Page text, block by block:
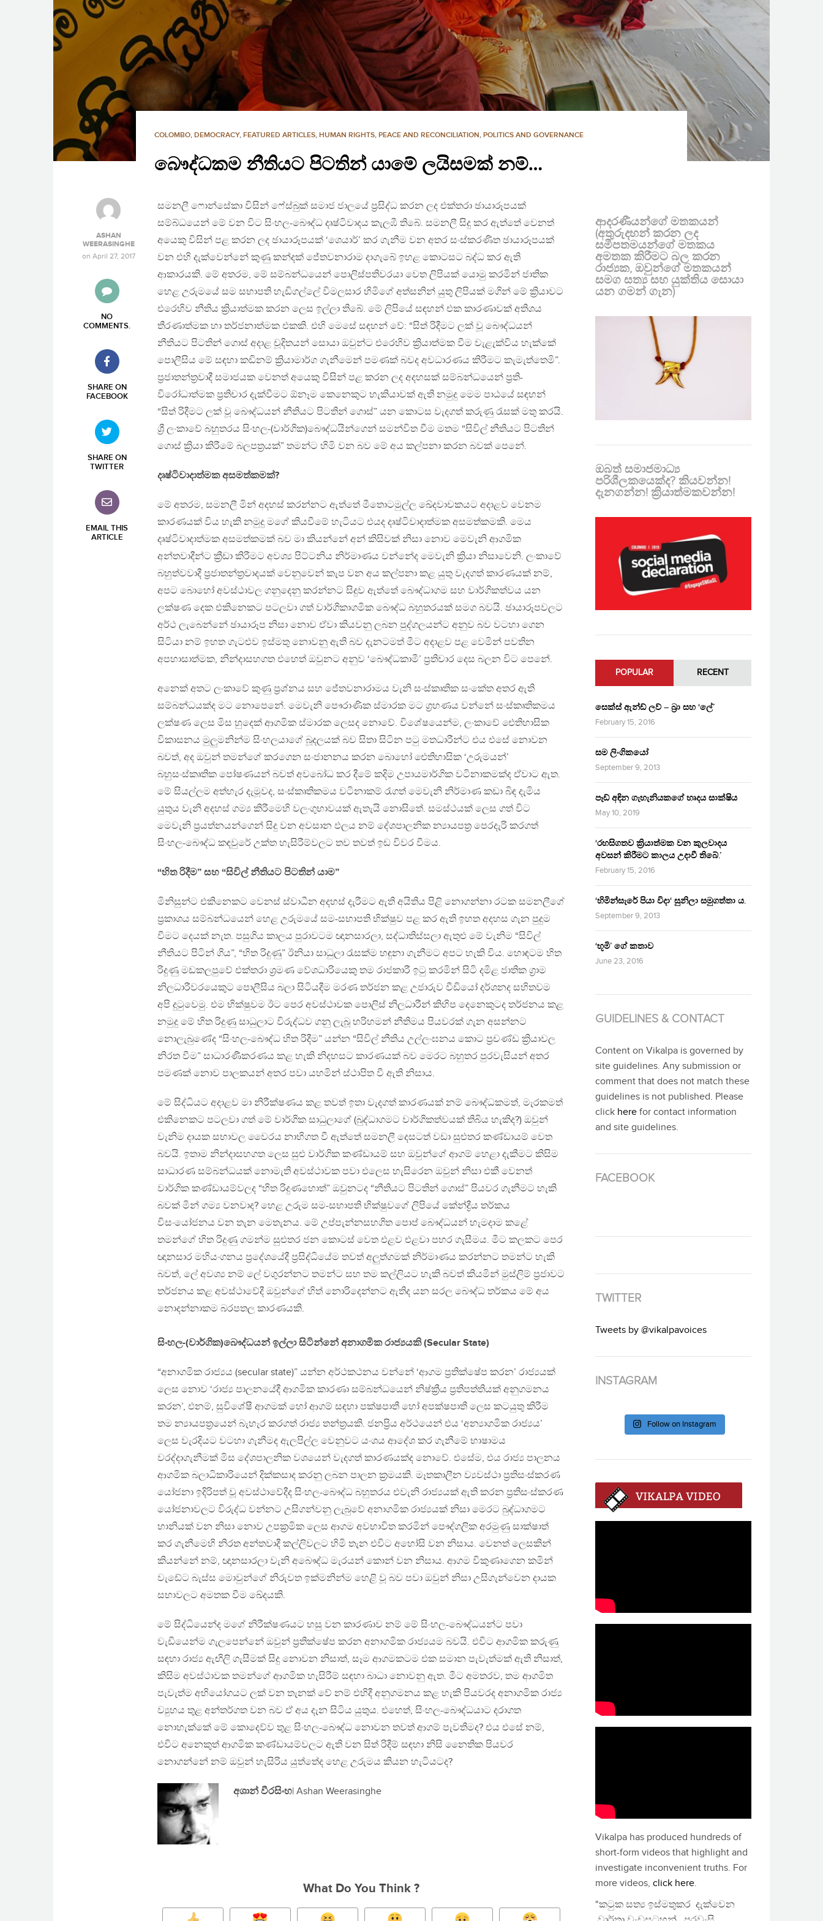
COLOMBO, DEMOCRACY, FEATURED ARTICLES, HUMAN RIGHTS, PEACE AND RECONCILIATION, POLITICS AND GOVERNANCE
බෞද්ධකම නීතියට පිටතින් යාමේ ලයිසමක් නම්…
ASHAN
WEERASINGHE
on April 27, 2017
NO
COMMENTS.
SHARE ON
FACEBOOK
SHARE ON
TWITTER
EMAIL THIS
ARTICLE
සමනලී ෆොන්සේකා විසින් ෆේස්බුක් සමාජ ජාලයේ ප්‍රසිද්ධ කරන ලද එක්තරා ඡායාරූපයක්
සම්බ්ධයෙන් මේ වන විට සිංහල-බෞද්ධ දෘෂ්ටිවාදය කැලඹී තිබේ. සමනලී සිදු කර ඇත්තේ වෙනත්
අයෙකු විසින් පළ කරන ලද ඡායාරූපයක් ‘ශෙයාර්’ කර ගැනීම වන අතර සංස්කරණිත ඡායාරූපයක්
වන එහි දැක්වෙන්නේ කුණු කන්දක් ජේතවනාරාම දාගැබේ ඉහළ කොටසට බද්ධ කර ඇති
ආකාරයකි. මේ අතරම, මේ සම්බන්ධයෙන් පොලිස්පතිවරයා වෙත ලිපියක් යොමු කරමින් ජාතික
හෙළ උරුමයේ සම සභාපති හැඩිගල්ලේ විමලසාර හිමිගේ අත්සනින් යුතු ලිපියක් මගින් මේ ක්‍රියාවට
එරෙහිව නීතිය ක්‍රියාත්මක කරන ලෙස ඉල්ලා තිබේ. මේ ලිපියේ සඳහන් එක කාරණාවක් අතිශය
තීරණාත්මක හා තර්ජනාත්මක එකකි. එහි මෙසේ සඳහන් වේ: “සිත් රිදීමට ලක් වූ බෞද්ධයන්
නීතියට පිටතින් ගොස් අදාළ චූදිතයන් සොයා ඔවුන්ට එරෙහිව ක්‍රියාත්මක වීම වැළැක්විය හැක්කේ
පොලීසිය මේ සඳහා කඩිනම් ක්‍රියාමාර්ග ගැනීමෙන් පමණක් බවද අවධාරණය කිරීමට කැමැත්තෙමි”.
ප්‍රජාතන්ත්‍රවාදී සමාජයක වෙනත් අයෙකු විසින් පළ කරන ලද අදහසක් සම්බන්ධයෙන් ප්‍රති-
විරෝධාත්මක ප්‍රතිචාර දැක්වීමට ඕනෑම කෙනෙකුට හැකියාවක් ඇති නමුදු මෙම පාඨයේ සඳහන්
“සිත් රිදීමට ලක් වූ බෞද්ධයන් නීතියට පිටතින් ගොස්” යන කොටස වැදගත් කරුණු රැසක් මතු කරයි.
ශ්‍රී ලංකාවේ බහුතරය සිංහල-(වාර්ගික)බෞද්ධයින්ගෙන් සමන්විත වීම මතම “සිවිල් නීතියට පිටතින්
ගොස් ක්‍රියා කිරීමේ බලපත්‍රයක්” තමන්ට හිමි වන බව මේ අය කල්පනා කරන බවක් පෙනේ.
දෘෂ්ටිවාදාත්මක අසමත්කමක්?
මේ අතරම, සමනලී මින් අදහස් කරන්නට ඇත්තේ මීතොටමුල්ල ඛේදවාචකයට අදාළව වෙනම
කාරණයක් විය හැකි නමුදු මගේ කියවීමේ හැටියට එයද දෘෂ්ටිවාදාත්මක අසමත්කමකි. මෙය
දෘෂ්ටිවාදාත්මක අසමත්කමක් බව මා කියන්නේ අන් කිසිවක් නිසා නොව මෙවැනි ආගමික
අන්තවාදීන්ට ක්‍රීඩා කිරීමට අවශ්‍ය පිට්ටනිය නිර්මාණය වන්නේද මෙවැනි ක්‍රියා නිසාවෙනි. ලංකාවේ
බහුත්වවාදී ප්‍රජාතන්ත්‍රවාදයක් වෙනුවෙන් කැප වන අය කල්පනා කළ යුතු වැදගත් කාරණයක් නම්,
අපට බොහෝ අවස්ථාවල ගනුදෙනු කරන්නට සිදුව ඇත්තේ බෞද්ධාගම සහ වාර්ගිකත්වය යන
ලක්ෂණ දෙක එකිනෙකට පටලවා ගත් වාර්ගිකාගමික බෞද්ධ බහුතරයක් සමග බවයි. ඡායාරූපවලට
අර්ථ ලැබෙන්නේ ඡායාරූප නිසා නොව ඒවා කියවනු ලබන පුද්ගලයන්ට අනුව බව වටහා ගෙන
සිටියා නම් ඉහත ගැටළුව ඉස්මතු නොවනු ඇති බව දැනටමත් මීට අදාළව පළ වෙමින් පවතින
අපහාසාත්මක, නින්දාසහගත එහෙත් ඔවුනට අනුව ‘බෞද්ධකාමී’ ප්‍රතිචාර දෙස බලන විට පෙනේ.
අනෙක් අතට ලංකාවේ කුණු ප්‍රශ්නය සහ ජේතවනාරාමය වැනි සංස්කෘතික සංකේත අතර ඇති
සම්බන්ධයක්ද මට නොපෙනේ. මෙවැනි පෞරාණික ස්මාරක මට ග්‍රහණය වන්නේ සංස්කෘතිකමය
ලක්ෂණ ලෙස මිස හුදෙක් ආගමික ස්මාරක ලෙසද නොවේ. විශේෂයෙන්ම, ලංකාවේ ඓතිහාසික
විකාසනය මුලුමනින්ම සිංහලයාගේ බූදලයක් බව සිතා සිටින පටු මතධාරීන්ට එය එසේ නොවන
බවත්, අද ඔවුන් තමන්ගේ කරගෙන සංජානනය කරන බොහෝ ඓතිහාසික ‘උරුමයන්’
බහුසංස්කෘතික පෝෂණයන් බවත් අවබෝධ කර දීමේ කදිම උපායමාර්ගික වටිනාකමක්ද ඒවාට ඇත.
මේ සියල්ලම අත්හැර දැමූවද, සංස්කෘතිකමය වටිනාකම් රැගත් මෙවැනි නිර්මාණ කඩා බිඳ දැමිය
යුතුය වැනි අදහස් ගම්‍ය කිරීමෙහි වලංගුභාවයක් ඇතැයි නොසිතේ. සමස්ථයක් ලෙස ගත් විට
මෙවැනි ප්‍රයත්නයන්ගෙන් සිදු වන අවසාන ඵලය නම් දේශපාලනික න්‍යායපත්‍ර පෙරදැරි කරගත්
සිංහල-බෞද්ධ කඳවුරේ උක්ත හැසිරීම්වලට තව තවත් ඉඩ විවර වීමය.
“හිත රිදීම” සහ “සිවිල් නීතියට පිටතින් යාම”
‍මිනිසුන්ට එකිනෙකට වෙනස් ස්වාධීන අදහස් දැරීමට ඇති අයිතිය පිළි නොගන්නා රටක සමනලීගේ
ප්‍රකාශය සම්බන්ධයෙන් හෙළ උරුමයේ සම-සභාපති භික්ෂුව පළ කර ඇති ඉහත අදහස ගැන පුදුම
වීමට දෙයක් නැත. පසුගිය කාලය පුරාවටම ඥානසාරලා, සද්ධාතිස්සලා ඇතුළු මේ වැනිම “සිවිල්
නීතියට පිටින් ගිය”, “හිත රිදුණු” ඊනියා සාධුලා රැසක්ම හඳුනා ගැනීමට අපට හැකි විය. හොඳටම හිත
රිදුණු මඩකලපුවේ එක්තරා ශ්‍රමණ වේශධාරියෙකු තම රාජකාරී ඉටු කරමින් සිටි දමිළ ජාතික ග්‍රාම
නිලධාරීවරයෙකුට පොලීසිය බලා සිටියදීම මරණ තර්ජන කළ උජාරුව වීඩියෝ දර්ශනද සහිතවම
අපි දුටුවෙමු. එම භික්ෂුවම ඊට පෙර අවස්ථාවක පොලිස් නිලධාරීන් කිහිප දෙනෙකුටද තර්ජනය කළ
නමුදු මේ හිත රිදුණු සාධුලාට විරුද්ධව ගනු ලැබූ හරිහමන් නීතිමය පියවරක් ගැන අසන්නට
නොලැබුණේද “සිංහල-බෞද්ධ හිත රිදීම” යන්න “සිවිල් නීතිය උල්ලංඝනය කොට ප්‍රචණ්ඩ ක්‍රියාවල
නිරත වීම” සාධාරණීකරණය කළ හැකි නිදහසට කාරණයක් බව මෙරට බහුතර පුරවැසියන් අතර
පමණක් නොව පාලකයන් අතර පවා යහමින් ස්ථාපිත වී ඇති නිසාය.
මේ සිද්ධියට අදාළව මා නිරීක්ෂණය කළ තවත් ඉතා වැදගත් කාරණයක් නම් බෞද්ධකමත්, මැරකමත්
එකිනෙකට පටලවා ගත් මේ වාර්ගික සාධුලාගේ (බුද්ධාගමට වාර්ගිකත්වයක් තිබිය හැකිද?) ඔවුන්
වැනිම දායක සභාවල වෛරය නාභිගත වී ඇත්තේ සමනලී දෙසටත් වඩා සුළුතර කණ්ඩායම් වෙත
බවයි. ඉතාම නින්දාසහගත ලෙස සුළු වාර්ගික කණ්ඩායම් සහ ඔවුන්ගේ ආගම් හෙළා දැකීමට කිසිම
සාධාරණ සම්බන්ධයක් නොමැති අවස්ථාවක පවා එලෙස හැසිරෙන ඔවුන් නිසා එකී වෙනත්
වාර්ගික කණ්ඩායම්වලද “හිත රිදුණහොත්” ඔවුනටද “නීතියට පිටතින් ගොස්” පියවර ගැනීමට හැකි
බවක් මින් ගම්‍ය වනවාද? හෙළ උරුම සම-සභාපති භික්ෂුවගේ ලිපියේ කේන්ද්‍රීය තර්කය
විසංයෝජනය වන තැන මෙතැනය. මේ උප්පැන්නසහගිත පොප් බෞද්ධයන් හැමදාම කළේ
තමන්ගේ හිත රිදුණු ගමන්ම සුළුතර ජන කොටස් වෙත එළව එළවා පහර ගැසීමය. මීට කලකට පෙර
ඥානසාර මහියංගනය ප්‍රදේශයේදී ප්‍රසිද්ධියේම තවත් අලුත්ගමක් නිර්මාණය කරන්නට තමන්ට හැකි
බවත්, ලේ අවශ්‍ය නම් ලේ වගුරන්නට තමන්ට සහ තම කල්ලියට හැකි බවත් කියමින් මුස්ලිම් ප්‍රජාවට
තර්ජනය කළ අවස්ථාවේදී ඔවුන්ගේ හිත් නොරිදෙන්නට ඇතිද යන සරල බෞද්ධ තර්කය මේ අය
නොදන්නාකම බරපතල කාරණයකි.
සිංහල-(වාර්ගික)බෞද්ධයන් ඉල්ලා සිටින්නේ අනාගමික රාජ්‍යයකි (Secular State)
“අනාගමික රාජ්‍යය (secular state)” යන්න අර්ථකථනය වන්නේ ‘ආගම ප්‍රතික්ෂේප කරන’ රාජ්‍යයක්
ලෙස නොව ‘රාජ්‍ය පාලනයේදී ආගමික කාරණා සම්බන්ධයෙන් නිෂ්ක්‍රීය ප්‍රතිපත්තියක් අනුගමනය
කරන’, එනම්, සුවිශේෂී ආගමක් හෝ ආගම් සඳහා පක්ෂපාතී හෝ අපක්ෂපාතී ලෙස කටයුතු කිරීම
තම න්‍යායපත්‍රයෙන් බැහැර කරගත් රාජ්‍ය තන්ත්‍රයකි. ජනප්‍රිය අර්ථයෙන් එය ‘අන්‍යාගමික රාජ්‍යය’
ලෙස වැරදියට වටහා ගැනීමද ඇලපිල්ල වෙනුවට යංශය ආදේශ කර ගැනීමේ භාෂාමය
වරද්දාගැනීමක් මිස දේශපාලනික වශයෙන් වැදගත් කාරණයක්ද නොවේ. එසේම, එය රාජ්‍ය පාලනය
ආගමික බලාධිකාරියෙන් දික්කසාද කරනු ලබන පාලන ක්‍රමයකි. මෑතකාලීන ව්‍යවස්ථා ප්‍රතිසංස්කරණ
යෝජනා ඉදිරිපත් වූ අවස්ථාවේදීද සිංහල-බෞද්ධ බහුතරය එවැනි රාජ්‍යයක් ඇති කරන ප්‍රතිසංස්කරණ
යෝජනාවලට විරුද්ධ වන්නට උසිගන්වනු ලැබුවේ අනාගමික රාජ්‍යයක් නිසා මෙරට බුද්ධාගමට
හානියක් වන නිසා නොව උපක්‍රමික ලෙස ආගම අවභාවිත කරමින් පෞද්ගලික අරමුණු සාක්ෂාත්
කර ගැනීමෙහි නිරත අන්තවාදී කල්ලිවලට හිමි තැන එවිට අහෝසි වන නිසාය. වෙනත් ලෙසකින්
කියන්නේ නම්, ඥානසාරලා වැනි අබෞද්ධ මැරයන් කොන් වන නිසාය. ආගම විකුණාගෙන කමින්
වැඩේට බැස්ස මොවුන්ගේ නිරුවත ඉක්මනින්ම හෙළි වූ බව පවා ඔවුන් නිසා උසිගැන්වෙන දායක
සභාවලට අමතක වීම ඛේදයකි.
මේ සිද්ධියෙන්ද මගේ නිරීක්ෂණයට හසු වන කාරණාව නම් මේ සිංහල-බෞද්ධයන්ට පවා
වැඩියෙන්ම ගැලපෙන්නේ ඔවුන් ප්‍රතික්ෂේප කරන අනාගමික රාජ්‍යයම බවයි. එවිට ආගමික කරුණු
සඳහා රාජ්‍ය ඇඟිලි ගැසීමක් සිදු නොවන නිසාත්, සෑම ආගමකටම එක සමාන පැවැත්මක් ඇති නිසාත්,
කිසිම අවස්ථාවක තමන්ගේ ආගමික හැසිරීම් සඳහා බාධා නොවනු ඇත. මීට අමතරව, තම ආගමිත
පැවැත්ම අභියෝගයට ලක් වන තැනක් වේ නම් එහිදී අනුගමනය කළ හැකි පියවරද අනාගමික රාජ්‍ය
ව්‍යුහය තුළ අන්තර්ගත වන බව ඒ අය දැන සිටිය යුතුය. එහෙත්, සිංහල-බෞද්ධයාට දරාගත
නොහැක්කේ මේ කොදෙව්ව තුළ සිංහල-බෞද්ධ නොවන තවත් ආගම් පැවතීමද? එය එසේ නම්,
එවිට අනෙකුත් ආගමික කණ්ඩායම්වලට ඇති වන සිත් රිදීම් සඳහා නිසි නෛතික පියවර
නොගන්නේ නම් ඔවුන් හැසිරිය යුත්තේද හෙළ උරුමය කියන හැටියටද?
අශාන් වීරසිංහ| Ashan Weerasinghe
What Do You Think ?
ආදරණීයන්ගේ මතකයන්
(අතුරුදහන් කරන ලද
සමීපතමයන්ගේ මතකය
අමතක කිරීමට බල කරන
රාජ්‍යක, ඔවුන්ගේ මතකයන්
සමග සත්‍ය සහ යුක්තිය සොයා
යන ගමන් ගැන)
ඔබත් සමාජමාධ්‍ය
පරිශීලකයෙක්ද? කියවන්න!
දැනගන්න! ක්‍රියාත්මකවන්න!
POPULAR RECENT
සෙක්ස් ඇන්ඩ් ලව් – බ්‍රා සහ ‘ලේ’
February 15, 2016
සම ලිංගිකයෝ
September 9, 2013
පෑඩ් අඳින ගැහැනියකගේ හෘදය සාක්ෂිය
May 10, 2019
‘රහසිගතව ක්‍රියාත්මක වන කුලවාදය
අවසන් කිරීමට කාලය උදාවී තිබේ.’
February 15, 2016
‘හිමින්සැරේ පියා විදා‘ සුනිලා සමුගත්තා ය.
September 9, 2013
‘භූමි’ ගේ කතාව
June 23, 2016
GUIDELINES & CONTACT
Content on Vikalpa is governed by
site guidelines. Any submission or
comment that does not match these
guidelines is not published. Please
click here for contact information
and site guidelines.
FACEBOOK
TWITTER
Tweets by @vikalpavoices
INSTAGRAM
Follow on Instagram
Vikalpa has produced hundreds of
short-form videos that highlight and
investigate inconvenient truths. For
more videos, click here.
"කටුක සත්‍ය ඉස්මතුකර දැක්වෙන